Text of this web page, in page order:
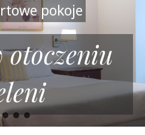
pokoje
otoczeniu